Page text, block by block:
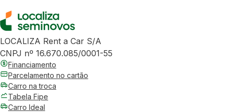
LOCALIZA Rent a Car S/A
CNPJ nº 16.670.085/0001-55
Financiamento
Parcelamento no cartão
Carro na troca
Tabela Fipe
Carro Ideal